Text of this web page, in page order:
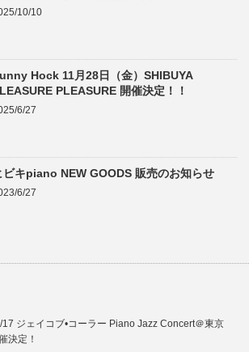
10/10
Hock 11月28日（金）SHIBUYA
PLEASURE 開催決定！！
6/27
ビキpiano NEW GOODS 販売のお知らせ
6/27
17 ジェイコブ•コーラー Piano Jazz Concert＠東京
決定！